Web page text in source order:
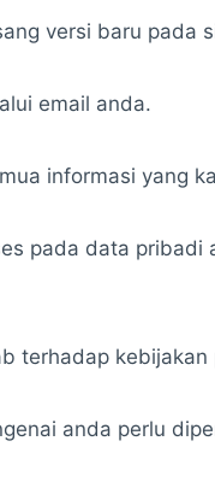
versi baru pada
email anda.
informasi yang
pada data
terhadap
anda perlu